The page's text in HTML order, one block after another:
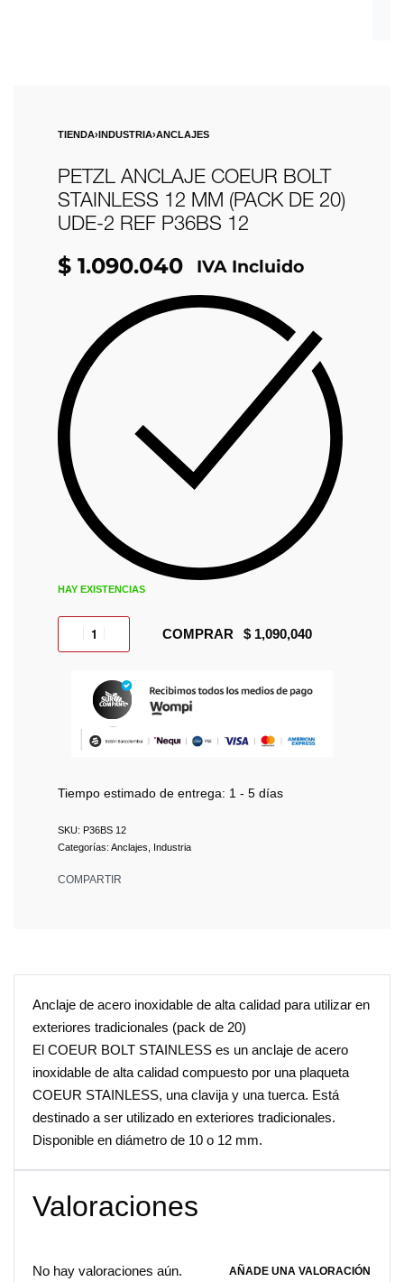
TIENDA›INDUSTRIA›ANCLAJES
PETZL ANCLAJE COEUR BOLT
STAINLESS 12 MM (PACK DE 20)
UDE-2 REF P36BS 12
$ 1.090.040 IVA Incluido
HAY EXISTENCIAS
COMPRAR
Tiempo estimado de entrega: 1 - 5 días
P36BS 12
Categorías: Anclajes Industria
COMPARTIR
Anclaje de acero inoxidable de alta calidad para utilizar en
exteriores tradicionales (pack de 20)
El COEUR BOLT STAINLESS es un anclaje de acero
inoxidable de alta calidad compuesto por una plaqueta
COEUR STAINLESS, una clavija y una tuerca. Está
destinado a ser utilizado en exteriores tradicionales.
Disponible en diámetro de 10 o 12 mm.
Valoraciones
No hay valoraciones aún. AÑADE UNA VALORACIÓN